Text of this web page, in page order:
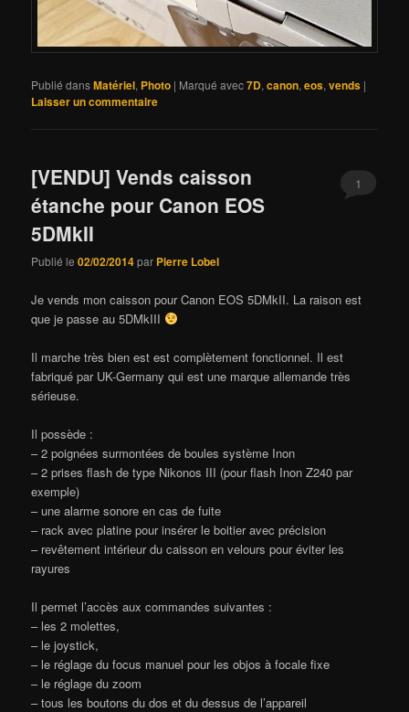
Publié dansMatériel, Photo | Marqué avec7D,canon,eos,vends |
Laisser un commentaire
[VENDU] Vends caisson
étanche pour Canon EOS
5DMkII
Publié le02/02/2014par Pierre Lobel
1
Je vends mon caisson pour Canon EOS 5DMkII. La raison est
que je passe au 5DMkIII
Il marche très bien est est complètement fonctionnel. Il est
fabriqué par UK-Germany qui est une marque allemande très
sérieuse.
Il possède :
– 2 poignées surmontées de boules système Inon
– 2 prises flash de type Nikonos III (pour flash Inon Z240 par
exemple)
– une alarme sonore en cas de fuite
– rack avec platine pour insérer le boitier avec précision
– revêtement intérieur du caisson en velours pour éviter les
rayures
Il permet l’accès aux commandes suivantes :
– les 2 molettes,
– le joystick,
– le réglage du focus manuel pour les objos à focale fixe
– le réglage du zoom
– tous les boutons du dos et du dessus de l’appareil